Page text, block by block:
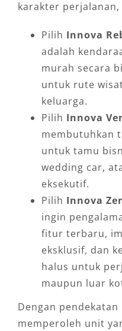
karakter
Pilih Innova
adalah
murah secara
untuk rute
keluarga.
Pilih Innova
membutuhkan
untuk tamu
wedding car,
eksekutif.
Pilih Innova
ingin
fitur terbaru,
eksklusif, dan
halus untuk
maupun luar
Dengan
memperoleh unit